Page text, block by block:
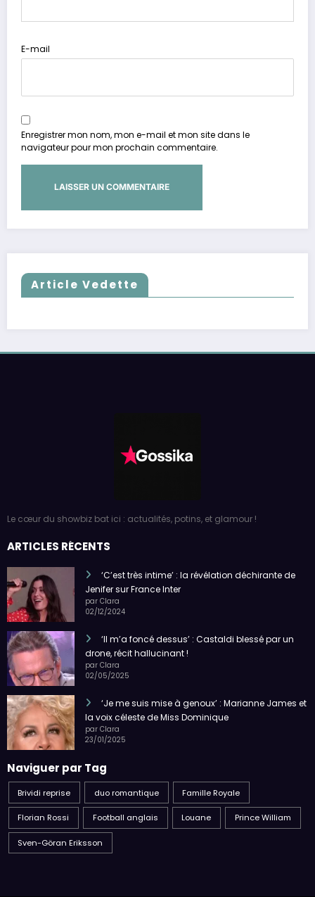
E-mail
Enregistrer mon nom, mon e-mail et mon site dans le
navigateur pour mon prochain commentaire.
Article Vedette
Le cœur du showbiz bat ici : actualités, potins, et glamour !
ARTICLES RÉCENTS
‘C’est très intime’ : la révélation déchirante de
Jenifer sur France Inter
par Clara
02/12/2024
‘Il m’a foncé dessus’ : Castaldi blessé par un
drone, récit hallucinant !
par Clara
02/05/2025
‘Je me suis mise à genoux’ : Marianne James et
la voix céleste de Miss Dominique
par Clara
23/01/2025
Naviguer par Tag
Brividi reprise duo romantique Famille Royale
Florian Rossi Football anglais Louane Prince William
Sven-Göran Eriksson